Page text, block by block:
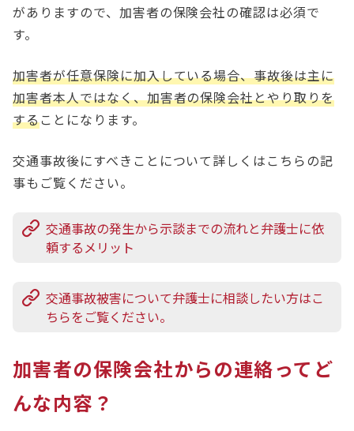
がありますので、加害者の保険会社の確認は必須で
す。
加害者が任意保険に加入している場合、事故後は主に
加害者本人ではなく、加害者の保険会社とやり取りを
することになります。
交通事故後にすべきことについて詳しくはこちらの記
事もご覧ください。
交通事故の発生から示談までの流れと弁護士に依
頼するメリット
交通事故被害について弁護士に相談したい方はこ
ちらをご覧ください。
加害者の保険会社からの連絡ってど
んな内容？